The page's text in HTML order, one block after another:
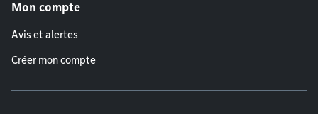
Mon compte
Avis et alertes
Créer mon compte